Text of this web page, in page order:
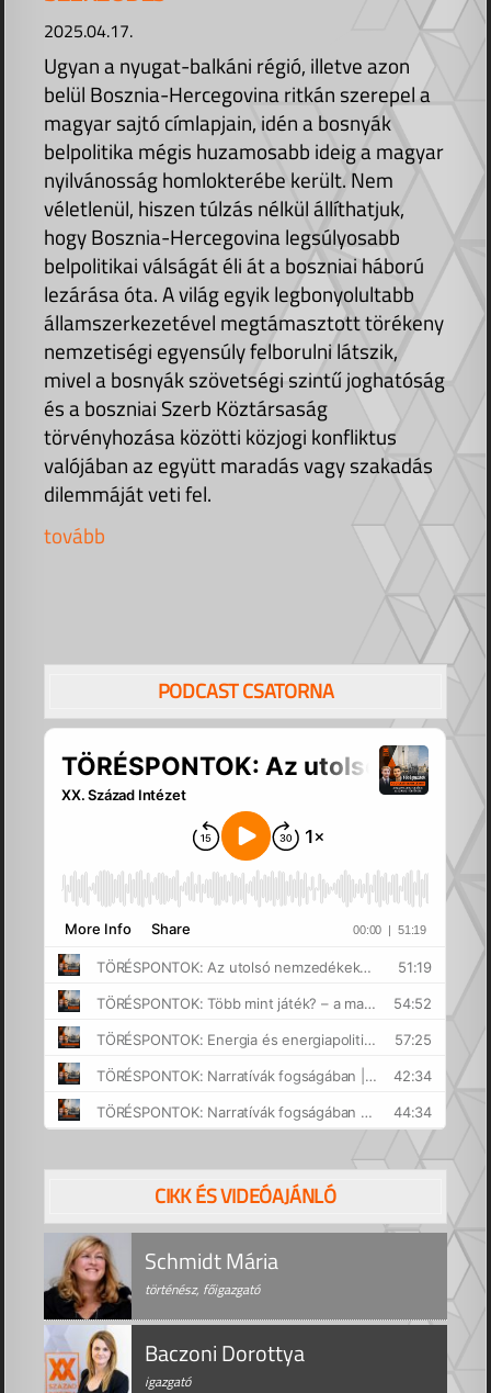
2025.04.17.
Ugyan a nyugat-balkáni régió, illetve azon
belül Bosznia-Hercegovina ritkán szerepel a
magyar sajtó címlapjain, idén a bosnyák
belpolitika mégis huzamosabb ideig a magyar
nyilvánosság homlokterébe került. Nem
véletlenül, hiszen túlzás nélkül állíthatjuk,
hogy Bosznia-Hercegovina legsúlyosabb
belpolitikai válságát éli át a boszniai háború
lezárása óta. A világ egyik legbonyolultabb
államszerkezetével megtámasztott törékeny
nemzetiségi egyensúly felborulni látszik,
mivel a bosnyák szövetségi szintű joghatóság
és a boszniai Szerb Köztársaság
törvényhozása közötti közjogi konfliktus
valójában az együtt maradás vagy szakadás
dilemmáját veti fel.
tovább
PODCAST CSATORNA
CIKK ÉS VIDEÓAJÁNLÓ
Schmidt Mária
történész, főigazgató
Baczoni Dorottya
igazgató